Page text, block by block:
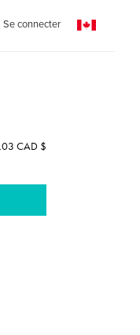
Se connecter
CAD $